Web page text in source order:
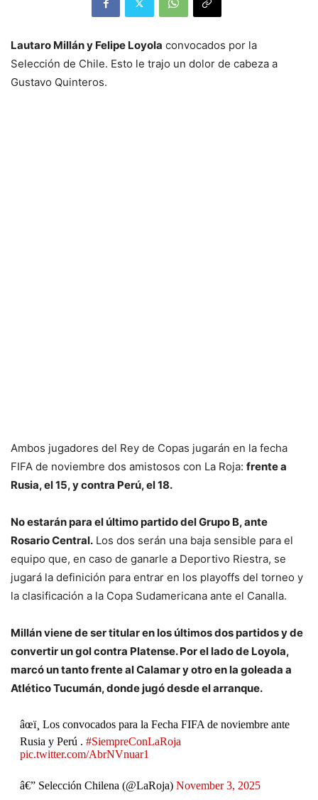
Lautaro Millán y Felipe Loyola convocados por la
Selección de Chile. Esto le trajo un dolor de cabeza a
Gustavo Quinteros.
Ambos jugadores del Rey de Copas jugarán en la fecha
FIFA de noviembre dos amistosos con La Roja: frente a
Rusia, el 15, y contra Perú, el 18.
No estarán para el último partido del Grupo B, ante
Rosario Central. Los dos serán una baja sensible para el
equipo que, en caso de ganarle a Deportivo Riestra, se
jugará la definición para entrar en los playoffs del torneo y
la clasificación a la Copa Sudamericana ante el Canalla.
Millán viene de ser titular en los últimos dos partidos y de
convertir un gol contra Platense. Por el lado de Loyola,
marcó un tanto frente al Calamar y otro en la goleada a
Atlético Tucumán, donde jugó desde el arranque.
âœï¸ Los convocados para la Fecha FIFA de noviembre ante
Rusia y Perú . #SiempreConLaRoja
pic.twitter.com/AbrNVnuar1
â€” Selección Chilena (@LaRoja) November 3, 2025